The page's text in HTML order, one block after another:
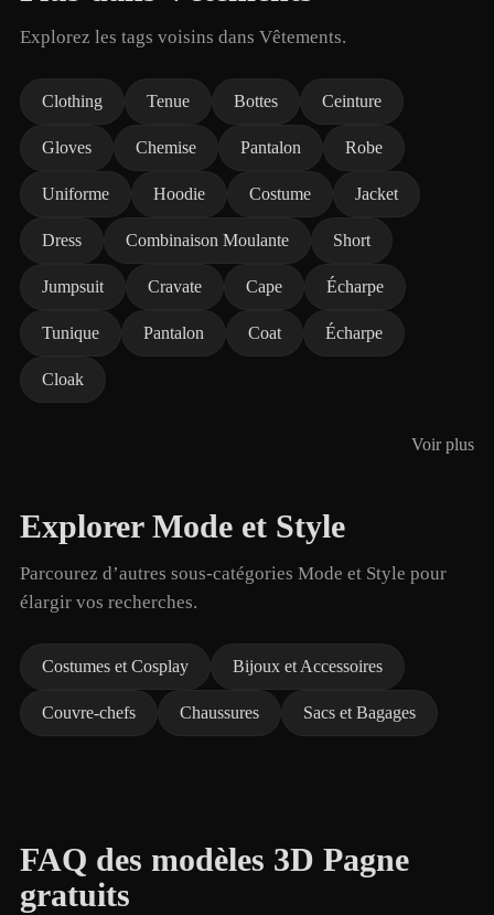
Explorez les tags voisins dans Vêtements.
Clothing Tenue Bottes Ceinture
Gloves Chemise Pantalon Robe
Uniforme Hoodie Costume Jacket
Dress Combinaison Moulante Short
Jumpsuit Cravate Cape Écharpe
Tunique Pantalon Coat Écharpe
Cloak
Voir plus
Explorer Mode et Style
Parcourez d’autres sous-catégories Mode et Style pour
élargir vos recherches.
Costumes et Cosplay Bijoux et Accessoires
Couvre-chefs Chaussures Sacs et Bagages
FAQ des modèles 3D Pagne
gratuits